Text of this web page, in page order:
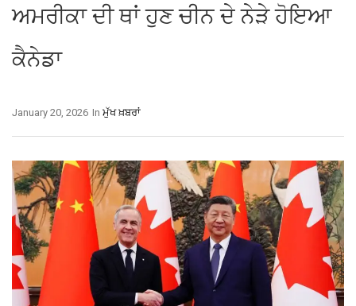
ਅਮਰੀਕਾ ਦੀ ਥਾਂ ਹੁਣ ਚੀਨ ਦੇ ਨੇੜੇ ਹੋਇਆ
ਕੈਨੇਡਾ
In ਮੁੱਖ ਖ਼ਬਰਾਂ
January 20, 2026